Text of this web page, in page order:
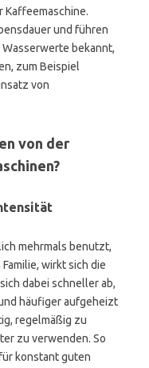
Kaffeemaschine.
und führen
bekannt,
zum Beispiel
von
von der
mehrmals benutzt,
wirkt sich die
dabei schneller ab,
häufiger aufgeheizt
regelmäßig zu
zu verwenden. So
konstant guten